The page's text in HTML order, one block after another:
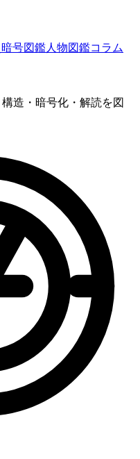
暗号図鑑人物図鑑コラム
造・暗号化・解読を図